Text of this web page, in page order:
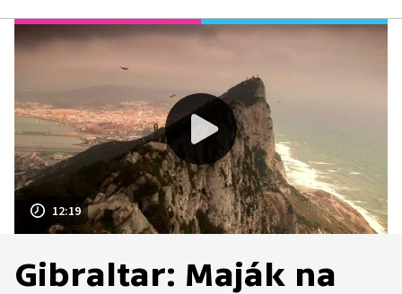
12:19
Gibraltar: Maják na